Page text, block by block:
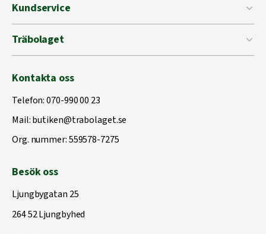
Kundservice
Träbolaget
Kontakta oss
Telefon:070-990 00 23
Mail:butiken@trabolaget.se
Org. nummer: 559578-7275
Besök oss
Ljungbygatan 25
264 52 Ljungbyhed